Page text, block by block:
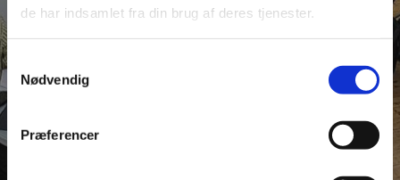
de har indsamlet fra din brug af deres tjenester.
Samtykkevalg
Nødvendig
Præferencer
SE ALLE NYHEDER